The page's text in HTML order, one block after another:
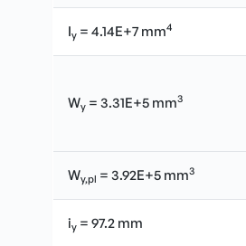
Iy = 4.14E+7 mm4
Wy = 3.31E+5 mm3
Wy,pl = 3.92E+5 mm3
iy = 97.2 mm